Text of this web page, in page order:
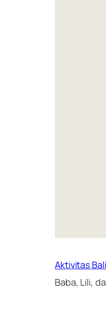
Aktivitas
Baba, Lili,